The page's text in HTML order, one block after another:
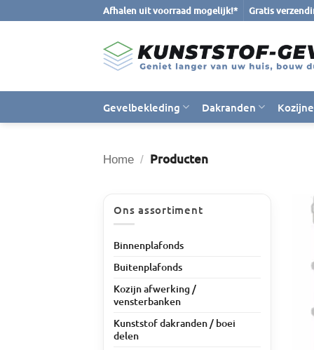
Afhalen uit voorraad mogelijk!* Gratis
Gevelbekleding Dakranden
Home / Producten
Ons assortiment
Binnenplafonds
Buitenplafonds
Kozijn afwerking /
vensterbanken
Kunststof dakranden / boei
delen